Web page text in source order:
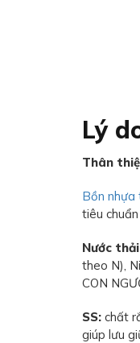
Lý
Thân
Bồn nhựa
tiêu
Nước
theo N),
CON
SS: chất
giúp lưu